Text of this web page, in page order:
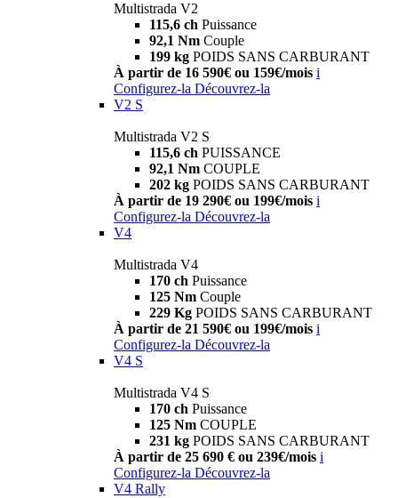
Multistrada V2
115,6 ch Puissance
92,1 Nm Couple
199 kg POIDS SANS CARBURANT
À partir de 16 590€ ou 159€/mois i
Configurez-la Découvrez-la
V2 S
Multistrada V2 S
115,6 ch PUISSANCE
92,1 Nm COUPLE
202 kg POIDS SANS CARBURANT
À partir de 19 290€ ou 199€/mois i
Configurez-la Découvrez-la
V4
Multistrada V4
170 ch Puissance
125 Nm Couple
229 Kg POIDS SANS CARBURANT
À partir de 21 590€ ou 199€/mois i
Configurez-la Découvrez-la
V4 S
Multistrada V4 S
170 ch Puissance
125 Nm COUPLE
231 kg POIDS SANS CARBURANT
À partir de 25 690 € ou 239€/mois i
Configurez-la Découvrez-la
V4 Rally